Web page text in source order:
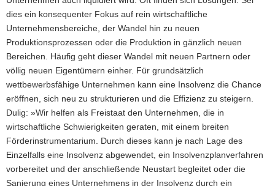
dies ein konsequenter Fokus auf rein wirtschaftliche
Unternehmensbereiche, der Wandel hin zu neuen
Produktionsprozessen oder die Produktion in gänzlich neuen
Bereichen. Häufig geht dieser Wandel mit neuen Partnern oder
völlig neuen Eigentümern einher. Für grundsätzlich
wettbewerbsfähige Unternehmen kann eine Insolvenz die Chance
eröffnen, sich neu zu strukturieren und die Effizienz zu steigern.
Dulig: »Wir helfen als Freistaat den Unternehmen, die in
wirtschaftliche Schwierigkeiten geraten, mit einem breiten
Förderinstrumentarium. Durch dieses kann je nach Lage des
Einzelfalls eine Insolvenz abgewendet, ein Insolvenzplanverfahren
vorbereitet und der anschließende Neustart begleitet oder die
Sanierung eines Unternehmens in der Insolvenz durch ein